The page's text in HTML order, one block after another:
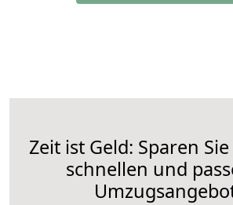
Zeit ist Geld: Sparen
schnellen und